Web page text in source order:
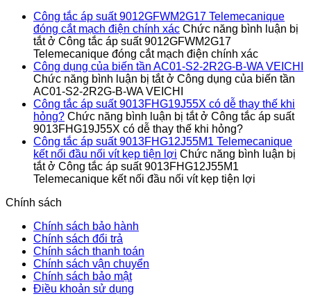
Công tắc áp suất 9012GFWM2G17 Telemecanique
đóng cắt mạch điện chính xác Chức năng bình luận bị
tắtở Công tắc áp suất 9012GFWM2G17
Telemecanique đóng cắt mạch điện chính xác
Công dụng của biến tần AC01-S2-2R2G-B-WA VEICHI
Chức năng bình luận bị tắtở Công dụng của biến tần
AC01-S2-2R2G-B-WA VEICHI
Công tắc áp suất 9013FHG19J55X có dễ thay thế khi
hỏng? Chức năng bình luận bị tắtở Công tắc áp suất
9013FHG19J55X có dễ thay thế khi hỏng?
Công tắc áp suất 9013FHG12J55M1 Telemecanique
kết nối đầu nối vít kẹp tiện lợi Chức năng bình luận bị
tắtở Công tắc áp suất 9013FHG12J55M1
Telemecanique kết nối đầu nối vít kẹp tiện lợi
Chính sách
Chính sách bảo hành
Chính sách đổi trả
Chính sách thanh toán
Chính sách vận chuyển
Chính sách bảo mật
Điều khoản sử dụng